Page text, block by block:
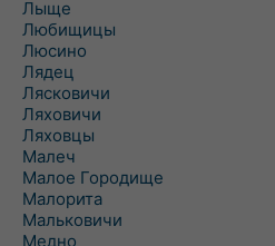
Лыще
Любищицы
Люсино
Лядец
Лясковичи
Ляховичи
Ляховцы
Малеч
Малое Городище
Малорита
Мальковичи
Медно